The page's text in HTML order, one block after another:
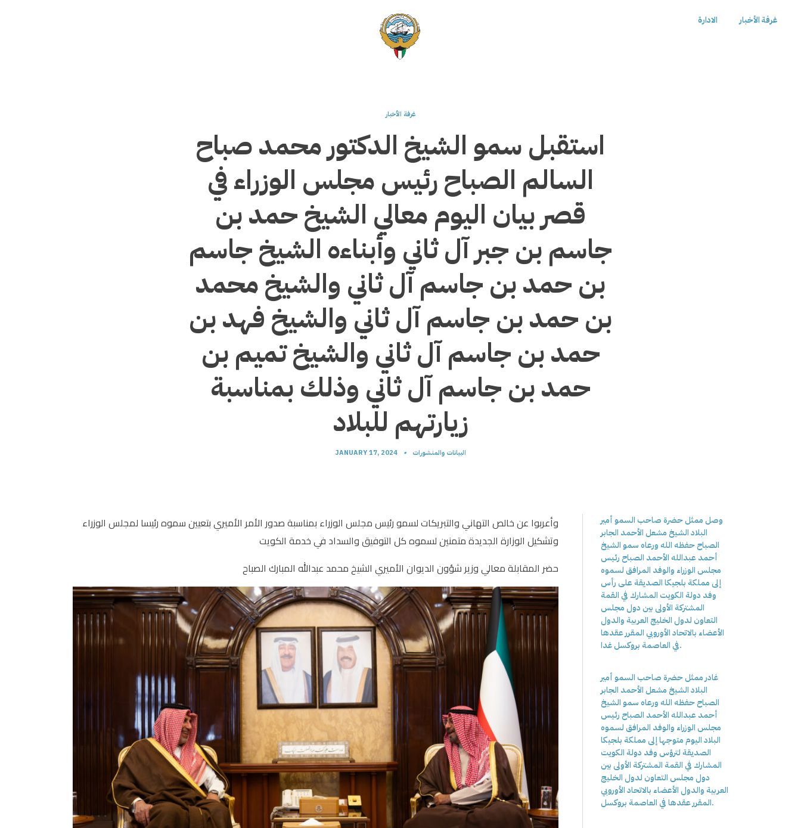
الادارة غرفة الأخبار
غرفة الأخبار
استقبل سمو الشيخ الدكتور محمد صباح
السالم الصباح رئيس مجلس الوزراء في
قصر بيان اليوم معالي الشيخ حمد بن
جاسم بن جبر آل ثاني وأبناءه الشيخ جاسم
بن حمد بن جاسم آل ثاني والشيخ محمد
بن حمد بن جاسم آل ثاني والشيخ فهد بن
حمد بن جاسم آل ثاني والشيخ تميم بن
حمد بن جاسم آل ثاني وذلك بمناسبة
زيارتهم للبلاد
JANUARY 17, 2024 • البيانات والمنشورات
وأعربوا عن خالص التهاني والتبريكات لسمو رئيس مجلس الوزراء بمناسبة صدور الأمر الأميري بتعيين سموه رئيسا لمجلس الوزراء
وتشكيل الوزارة الجديدة متمنين لسموه كل التوفيق والسداد في خدمة الكويت
حضر المقابلة معالي وزير شؤون الديوان الأميري الشيخ محمد عبدالله المبارك الصباح
وصل ممثل حضرة صاحب السمو أمير
البلاد الشيخ مشعل الأحمد الجابر
الصباح حفظه الله ورعاه سمو الشيخ
أحمد عبدالله الأحمد الصباح رئيس
مجلس الوزراء والوفد المرافق لسموه
إلى مملكة بلجيكا الصديقة على رأس
وفد دولة الكويت المشارك في القمة
المشتركة الأولى بين دول مجلس
التعاون لدول الخليج العربية والدول
الأعضاء بالاتحاد الأوروبي المقرر عقدها
في العاصمة بروكسل غدا.
غادر ممثل حضرة صاحب السمو أمير
البلاد الشيخ مشعل الأحمد الجابر
الصباح حفظه الله ورعاه سمو الشيخ
أحمد عبدالله الأحمد الصباح رئيس
مجلس الوزراء والوفد المرافق لسموه
البلاد اليوم متوجها إلى مملكة بلجيكا
الصديقة لترؤس وفد دولة الكويت
المشارك في القمة المشتركة الأولى بين
دول مجلس التعاون لدول الخليج
العربية والدول الأعضاء بالاتحاد الأوروبي
المقرر عقدها في العاصمة بروكسل.